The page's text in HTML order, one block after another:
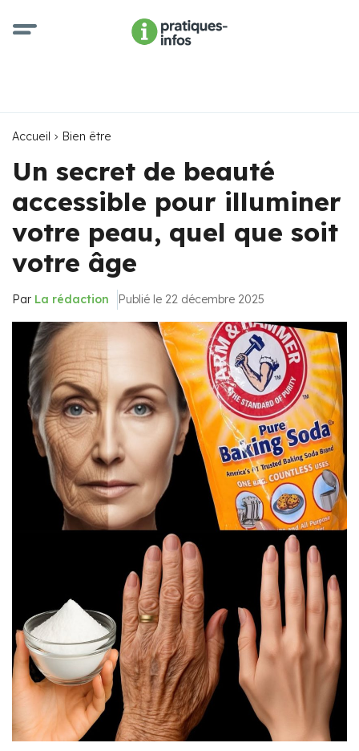
Accueil Bien être
Un secret de beauté
accessible pour illuminer
votre peau, quel que soit
votre âge
Par La rédaction Publié le 22 décembre 2025